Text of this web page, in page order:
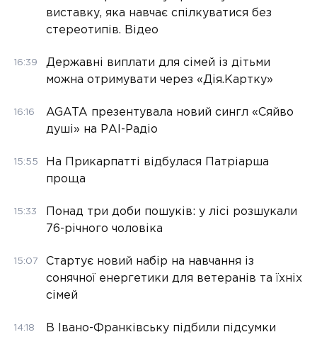
виставку, яка навчає спілкуватися без
стереотипів. Відео
16:39
Державні виплати для сімей із дітьми
можна отримувати через «Дія.Картку»
16:16
AGATA презентувала новий сингл «Сяйво
душі» на РАІ-Радіо
15:55
На Прикарпатті відбулася Патріарша
проща
15:33
Понад три доби пошуків: у лісі розшукали
76-річного чоловіка
15:07
Стартує новий набір на навчання із
сонячної енергетики для ветеранів та їхніх
сімей
14:18
В Івано-Франківську підбили підсумки